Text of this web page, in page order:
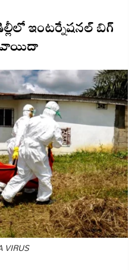
ఇంటర్నేషనల్ బిగ్
వాయిదా
VIRUS